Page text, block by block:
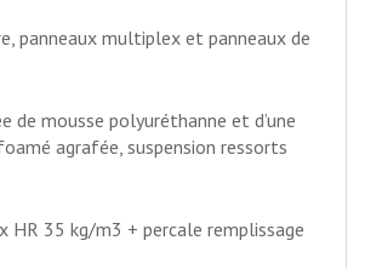
panneaux multiplex et panneaux de
de mousse polyuréthanne et d’une
agrafée, suspension ressorts
HR 35 kg/m3 + percale remplissage